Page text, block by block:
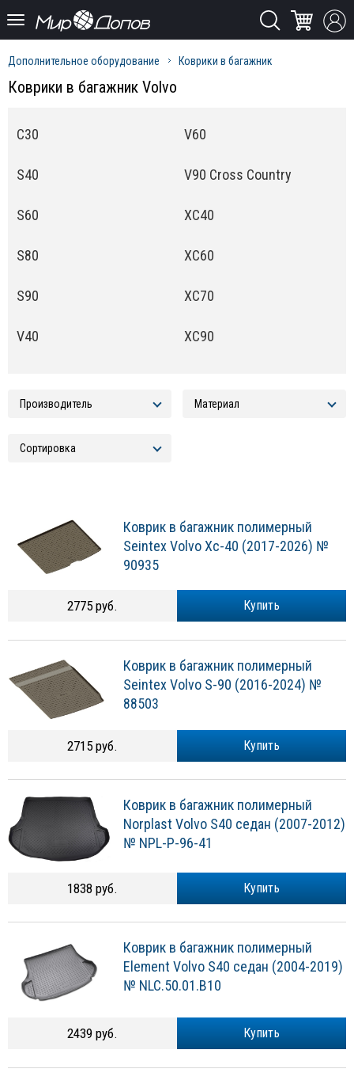
Дополнительное оборудование Коврики в багажник
Коврики в багажник Volvo
C30
S40
S60
S80
S90
V40
V60
V90 Cross Country
XC40
XC60
XC70
XC90
Коврик в багажник полимерный
Seintex Volvo Xc-40 (2017-2026) №
90935
Купить
2775 руб.
Коврик в багажник полимерный
Seintex Volvo S-90 (2016-2024) №
88503
Купить
2715 руб.
Коврик в багажник полимерный
Norplast Volvo S40 седан (2007-2012)
№ NPL-P-96-41
Купить
1838 руб.
Коврик в багажник полимерный
Element Volvo S40 седан (2004-2019)
№ NLC.50.01.B10
Купить
2439 руб.